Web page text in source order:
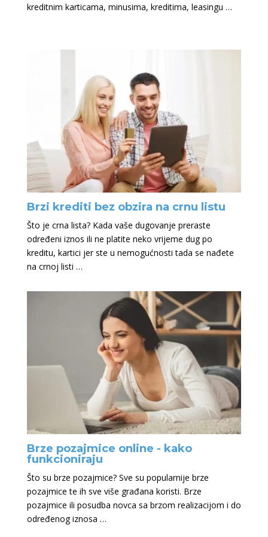
kreditnim karticama, minusima, kreditima, leasingu …
Brzi krediti bez obzira na crnu listu
Što je crna lista? Kada vaše dugovanje preraste
određeni iznos ili ne platite neko vrijeme dug po
kreditu, kartici jer ste u nemogućnosti tada se nađete
na crnoj listi …
Brze pozajmice online - kako
funkcioniraju
Što su brze pozajmice? Sve su popularnije brze
pozajmice te ih sve više građana koristi. Brze
pozajmice ili posudba novca sa brzom realizacijom i do
određenog iznosa …